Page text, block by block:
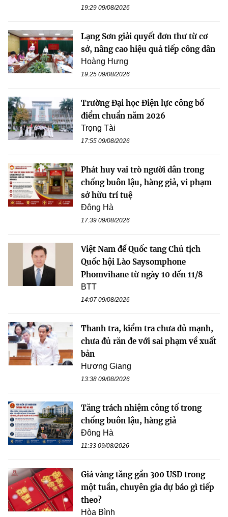
19:29 09/08/2026
Lạng Sơn giải quyết đơn thư từ cơ
sở, nâng cao hiệu quả tiếp công dân
Hoàng Hưng
19:25 09/08/2026
Trường Đại học Điện lực công bố
điểm chuẩn năm 2026
Trọng Tài
17:55 09/08/2026
Phát huy vai trò người dân trong
chống buôn lậu, hàng giả, vi phạm
sở hữu trí tuệ
Đông Hà
17:39 09/08/2026
Việt Nam để Quốc tang Chủ tịch
Quốc hội Lào Saysomphone
Phomvihane từ ngày 10 đến 11/8
BTT
14:07 09/08/2026
Thanh tra, kiểm tra chưa đủ mạnh,
chưa đủ răn đe với sai phạm về xuất
bản
Hương Giang
13:38 09/08/2026
Tăng trách nhiệm công tố trong
chống buôn lậu, hàng giả
Đông Hà
11:33 09/08/2026
Giá vàng tăng gần 300 USD trong
một tuần, chuyên gia dự báo gì tiếp
theo?
Hòa Bình